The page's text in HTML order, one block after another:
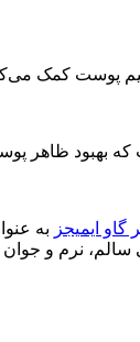
که بهبود ظاهر
ایمیجز به
نرم و جوان